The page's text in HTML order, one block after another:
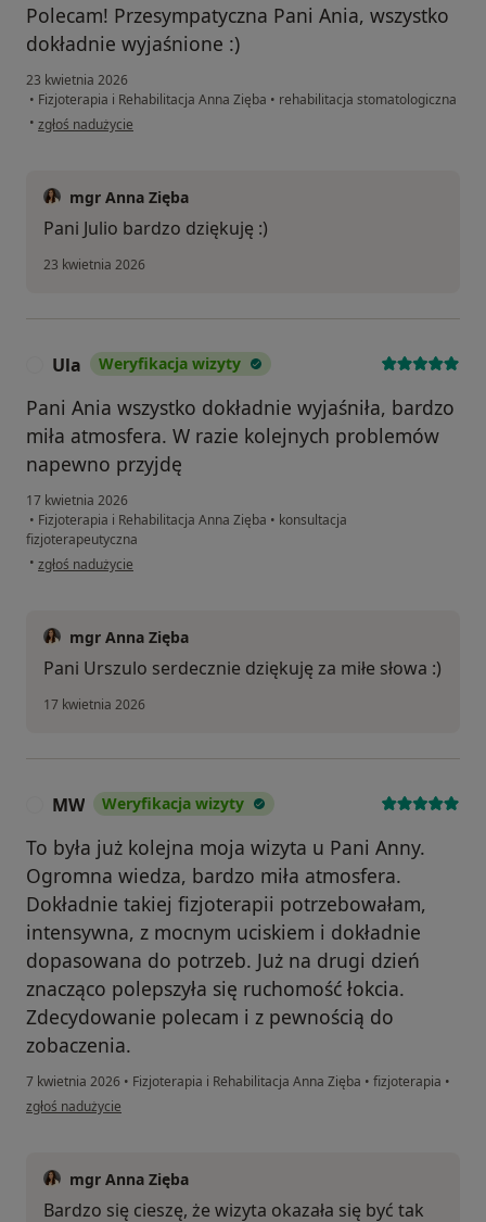
Polecam! Przesympatyczna Pani Ania, wszystko
dokładnie wyjaśnione :)
23 kwietnia 2026
• Fizjoterapia i Rehabilitacja Anna Zięba • rehabilitacja stomatologiczna
• w opinii użytkownika Julia
zgłoś nadużycie
mgr Anna Zięba
Pani Julio bardzo dziękuję :)
23 kwietnia 2026
Ula Weryfikacja wizyty
Pani Ania wszystko dokładnie wyjaśniła, bardzo
miła atmosfera. W razie kolejnych problemów
napewno przyjdę
17 kwietnia 2026
• Fizjoterapia i Rehabilitacja Anna Zięba • konsultacja
fizjoterapeutyczna
• w opinii użytkownika Ula
zgłoś nadużycie
mgr Anna Zięba
Pani Urszulo serdecznie dziękuję za miłe słowa :)
17 kwietnia 2026
MW Weryfikacja wizyty
To była już kolejna moja wizyta u Pani Anny.
Ogromna wiedza, bardzo miła atmosfera.
Dokładnie takiej fizjoterapii potrzebowałam,
intensywna, z mocnym uciskiem i dokładnie
dopasowana do potrzeb. Już na drugi dzień
znacząco polepszyła się ruchomość łokcia.
Zdecydowanie polecam i z pewnością do
zobaczenia.
7 kwietnia 2026 • Fizjoterapia i Rehabilitacja Anna Zięba • fizjoterapia •
w opinii użytkownika MW
zgłoś nadużycie
mgr Anna Zięba
Bardzo się cieszę, że wizyta okazała się być tak